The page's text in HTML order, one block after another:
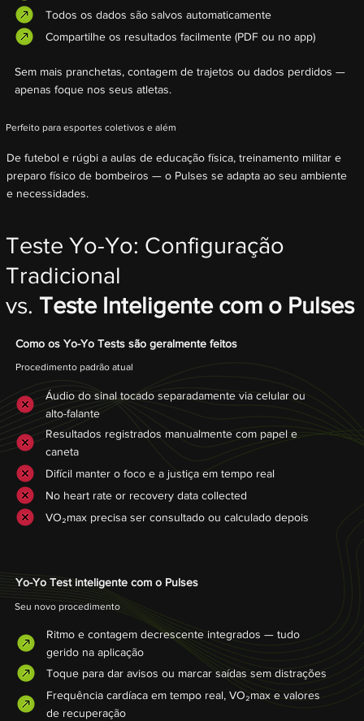
Todos os dados são salvos automaticamente
Compartilhe os resultados facilmente (PDF ou no app)
Sem mais pranchetas, contagem de trajetos ou dados perdidos —
apenas foque nos seus atletas.
Perfeito para esportes coletivos e além
De futebol e rúgbi a aulas de educação física, treinamento militar e
preparo físico de bombeiros — o Pulses se adapta ao seu ambiente
e necessidades.
Teste Yo-Yo: Configuração
Tradicional
vs. Teste Inteligente com o Pulses
Como os Yo-Yo Tests são geralmente feitos
Procedimento padrão atual
Áudio do sinal tocado separadamente via celular ou
alto-falante
Resultados registrados manualmente com papel e
caneta
Difícil manter o foco e a justiça em tempo real
No heart rate or recovery data collected
VO₂max precisa ser consultado ou calculado depois
Yo-Yo Test inteligente com o Pulses
Seu novo procedimento
Ritmo e contagem decrescente integrados — tudo
gerido na aplicação
Toque para dar avisos ou marcar saídas sem distrações
Frequência cardíaca em tempo real, VO₂max e valores
de recuperação